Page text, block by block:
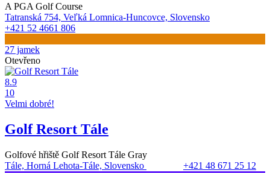
A PGA Golf Course
Tatranská 754, Veľká Lomnica-Huncovce, Slovensko
+421 52 4661 806
27 jamek
Otevřeno
8.9
10
Velmi dobré!
Golf Resort Tále
Golfové hřiště Golf Resort Tále Gray
Tále, Horná Lehota-Tále, Slovensko
+421 48 671 25 12